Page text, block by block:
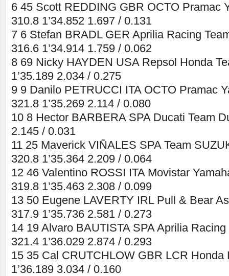
6 45 Scott REDDING GBR OCTO Pramac
310.8 1’34.852 1.697 / 0.131
7 6 Stefan BRADL GER Aprilia Racing
316.6 1’34.914 1.759 / 0.062
8 69 Nicky HAYDEN USA Repsol Honda
1’35.189 2.034 / 0.275
9 9 Danilo PETRUCCI ITA OCTO Pramac
321.8 1’35.269 2.114 / 0.080
10 8 Hector BARBERA SPA Ducati Team
2.145 / 0.031
11 25 Maverick VIÑALES SPA Team
320.8 1’35.364 2.209 / 0.064
12 46 Valentino ROSSI ITA Movistar
319.8 1’35.463 2.308 / 0.099
13 50 Eugene LAVERTY IRL Pull & Bear
317.9 1’35.736 2.581 / 0.273
14 19 Alvaro BAUTISTA SPA Aprilia
321.4 1’36.029 2.874 / 0.293
15 35 Cal CRUTCHLOW GBR LCR Honda
1’36.189 3.034 / 0.160